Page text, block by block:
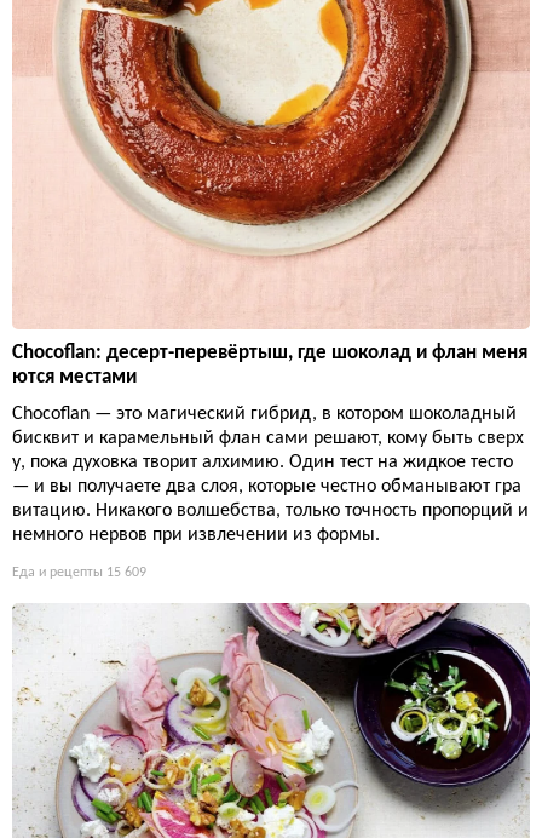
Chocoflan: десерт-перевёртыш, где шоколад и флан меня
ются местами
Chocoflan — это магический гибрид, в котором шоколадный
бисквит и карамельный флан сами решают, кому быть сверх
у, пока духовка творит алхимию. Один тест на жидкое тесто
— и вы получаете два слоя, которые честно обманывают гра
витацию. Никакого волшебства, только точность пропорций и
немного нервов при извлечении из формы.
Еда и рецепты 15 609